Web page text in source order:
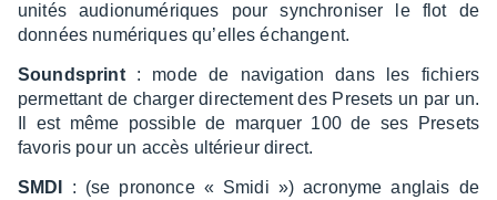
unités audio­nu­mé­riques pour synchro­ni­ser le flot de
données numé­riques qu’elles échangent.
Sound­sprint: mode de navi­ga­tion dans les fichiers
permet­tant de char­ger direc­te­ment des Presets un par un.
Il est même possible de marquer 100 de ses Presets
favo­ris pour un accès ulté­rieur direct.
SMDI
: (se prononce « Smidi ») acro­nyme anglais de